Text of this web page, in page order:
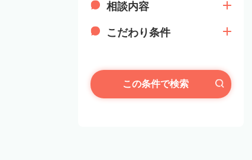
相談内容
こだわり条件
この条件で検索